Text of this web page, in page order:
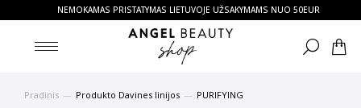
NEMOKAMAS PRISTATYMAS LIETUVOJE UŽSAKYMAMS NUO 50EUR
You are here:
Pradinis Produkto Davines linijos PURIFYING